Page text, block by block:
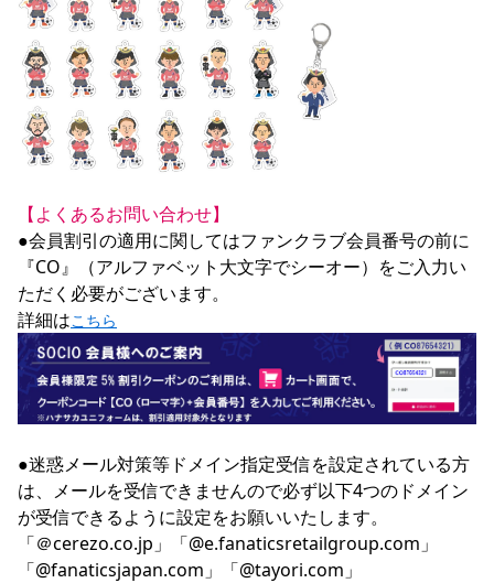
【よくあるお問い合わせ】
●会員割引の適用に関してはファンクラブ会員番号の前に
『CO』（アルファベット大文字でシーオー）をご入力い
ただく必要がございます。
詳細はこちら
●迷惑メール対策等ドメイン指定受信を設定されている方
は、メールを受信できませんので必ず以下4つのドメイン
が受信できるように設定をお願いいたします。
「＠cerezo.co.jp」「@e.fanaticsretailgroup.com」
「@fanaticsjapan.com」「@tayori.com」